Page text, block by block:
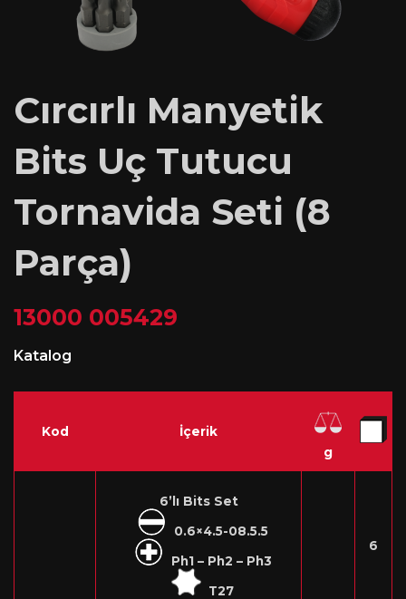
Cırcırlı Manyetik
Bits Uç Tutucu
Tornavida Seti (8
Parça)
13000 005429
Katalog
Kod
İçerik
g
6’lı Bits Set
0.6×4.5-08.5.5
Ph1 – Ph2 – Ph3
T27
6